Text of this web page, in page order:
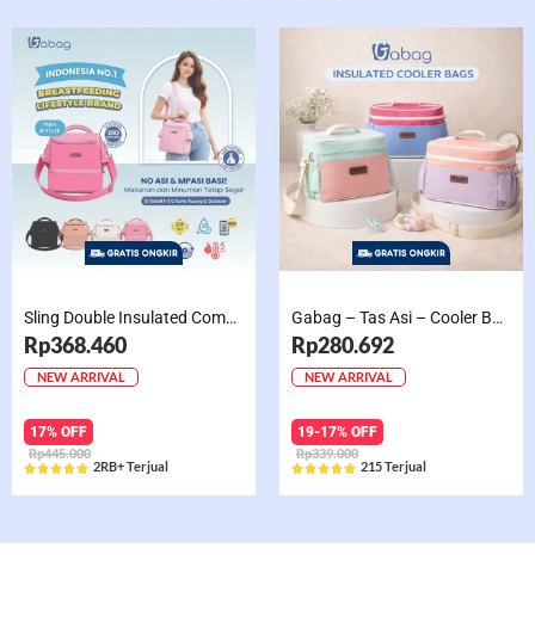
Sling Double Insulated Compartment Cappucino Black, Creamy, Salem, Chocolate
Rp368.460
NEW ARRIVAL
17% OFF
Rp445.000
Rated
2RB+ Terjual
Gabag – Tas Asi – Cooler Bag Sling Single Compartment Mint Grape Bubble
Rp280.692
NEW ARRIVAL
19-17% OFF
Rp339.000
Rated
215 Terjual